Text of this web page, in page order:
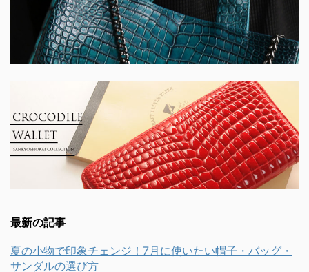
最新の記事
夏の小物で印象チェンジ！7月に使いたい帽子・バッグ・
サンダルの選び方